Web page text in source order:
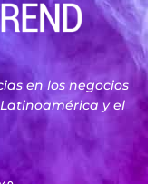
en los negocios
y el